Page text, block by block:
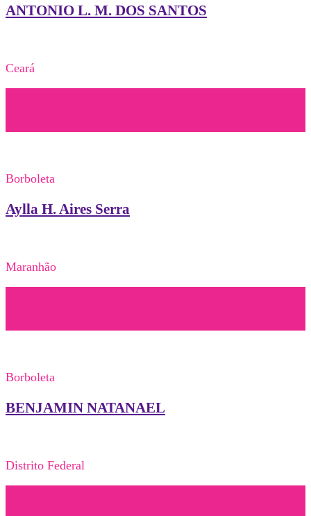
ANTONIO L. M. DOS SANTOS
Ceará
Borboleta
Aylla H. Aires Serra
Maranhão
Borboleta
BENJAMIN NATANAEL
Distrito Federal